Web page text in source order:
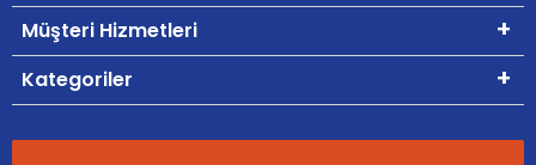
Müşteri Hizmetleri
Kategoriler